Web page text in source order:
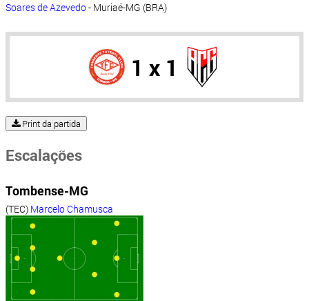
Soares de Azevedo- Muriaé-MG (BRA)
1 x 1
Print da partida
Escalações
Tombense-MG
(TEC) Marcelo Chamusca